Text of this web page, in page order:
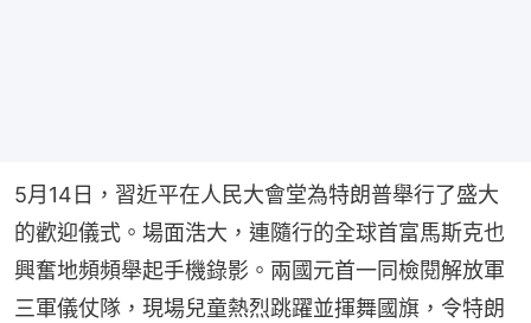
5月14日，習近平在人民大會堂為特朗普舉行了盛大
的歡迎儀式。場面浩大，連隨行的全球首富馬斯克也
興奮地頻頻舉起手機錄影。兩國元首一同檢閱解放軍
三軍儀仗隊，現場兒童熱烈跳躍並揮舞國旗，令特朗